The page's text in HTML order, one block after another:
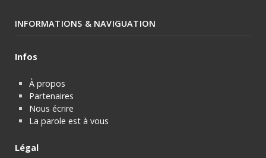
INFORMATIONS & NAVIGUATION
Infos
À propos
Partenaires
Nous écrire
La parole est à vous
Légal